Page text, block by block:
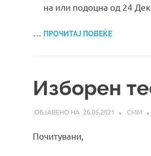
на или подоцна од 24
ПРОЧИТАЈ ПОВЕЌЕ
Изборен
26.05.2021 СММ
Почитувани,